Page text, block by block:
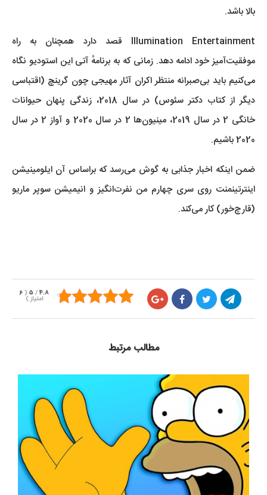
بالا باشد.
Illumination Entertainment قصد دارد همچنان به راه
موفقیت‌آمیز خود ادامه دهد. زمانی که به برنامهٔ آتی این استودیو نگاه
می‌کنیم باید بی‌صبرانه منتظر اکران آثار مهیجی چون گرینچ (اقتباسی
دیگر از کتاب دکتر سئوس) در سال 2018، زندگی پنهان حیوانات
خانگی 2 در سال 2019، مینیون‌ها 2 در سال 2020 و آواز 2 در سال
2020 باشیم.
ضمن اینکه اخبار جذابی به گوش می‌رسد که براساس آن ایلومینیشن
اینترتینمنت روی سری چهارم من نفرت‌انگیز و انیمیشن سوپر ماریو
(قارچ‌خور) کار می‌کند.
4.8
/
5
(
6
امتیاز)
مطالب مرتبط